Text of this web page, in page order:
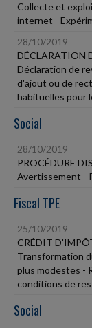
Collecte et
internet -
28/10/2019
DÉCLARATION
Déclaration de
d'ajout ou de
habituelles pour
Social
28/10/2019
PROCÉDURE
Avertissement -
Fiscal TPE
25/10/2019
CRÉDIT
Transformation
plus modestes -
conditions de
Social